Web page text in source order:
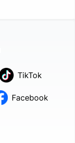
TikTok
Facebook